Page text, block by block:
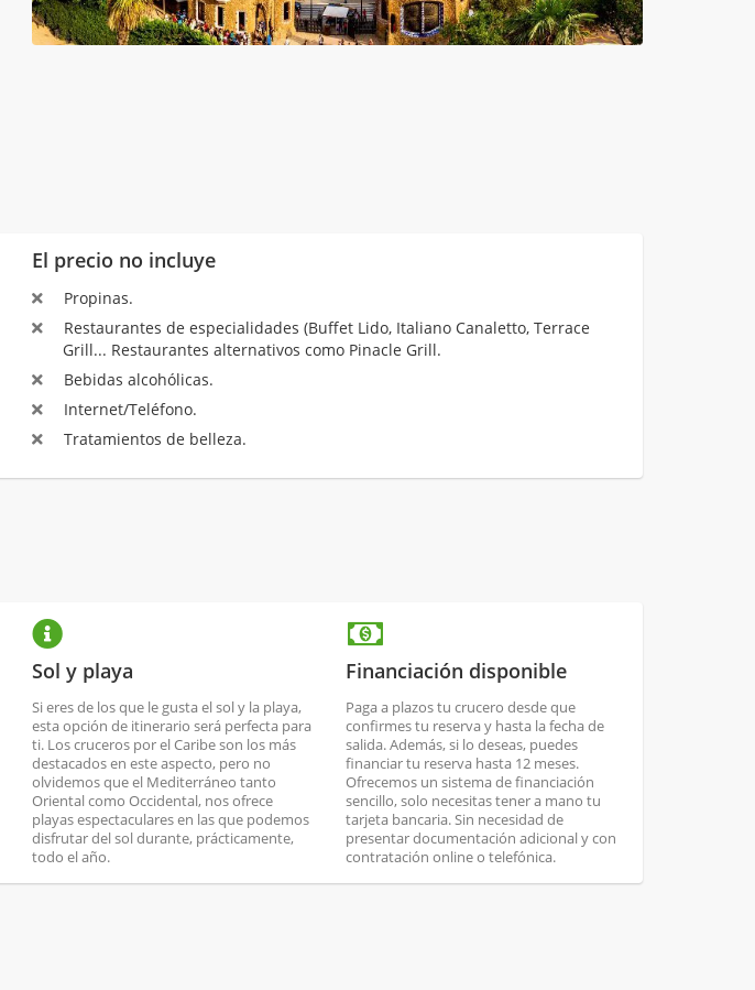
El precio no incluye
Propinas.
Restaurantes de especialidades (Buffet Lido, Italiano Canaletto, Terrace
Grill... Restaurantes alternativos como Pinacle Grill.
Bebidas alcohólicas.
Internet/Teléfono.
Tratamientos de belleza.
Sol y playa
Si eres de los que le gusta el sol y la playa,
esta opción de itinerario será perfecta para
ti. Los cruceros por el Caribe son los más
destacados en este aspecto, pero no
olvidemos que el Mediterráneo tanto
Oriental como Occidental, nos ofrece
playas espectaculares en las que podemos
disfrutar del sol durante, prácticamente,
todo el año.
Financiación disponible
Paga a plazos tu crucero desde que
confirmes tu reserva y hasta la fecha de
salida. Además, si lo deseas, puedes
financiar tu reserva hasta 12 meses.
Ofrecemos un sistema de financiación
sencillo, solo necesitas tener a mano tu
tarjeta bancaria. Sin necesidad de
presentar documentación adicional y con
contratación online o telefónica.